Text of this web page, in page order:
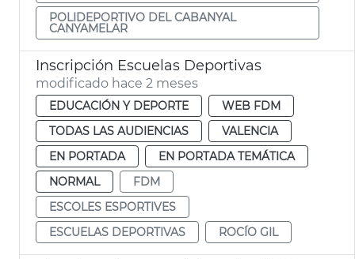
POLIDEPORTIVO DEL CABANYAL
CANYAMELAR
Inscripción Escuelas Deportivas
modificado hace 2 meses
EDUCACIÓN Y DEPORTE
WEB FDM
TODAS LAS AUDIENCIAS
VALENCIA
EN PORTADA
EN PORTADA TEMÁTICA
NORMAL
FDM
ESCOLES ESPORTIVES
ESCUELAS DEPORTIVAS
ROCÍO GIL